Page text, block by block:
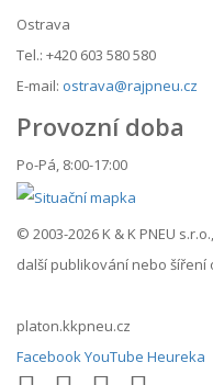
Ostrava
Tel.: +420 603 580 580
E-mail: ostrava@rajpneu.cz
Provozní doba
Po-Pá, 8:00-17:00
© 2003-2026 K & K PNEU
další publikování nebo
platon.kkpneu.cz
Facebook YouTube Heureka